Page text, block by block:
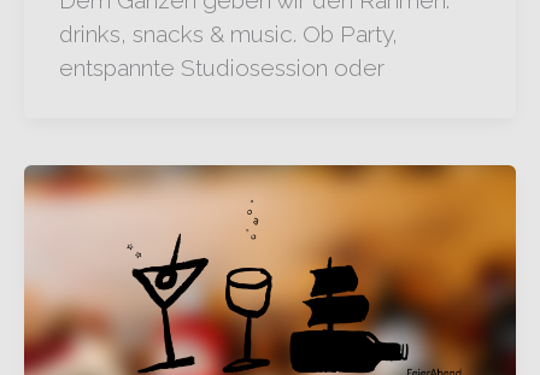
drinks, snacks & music. Ob Party,
entspannte Studiosession oder